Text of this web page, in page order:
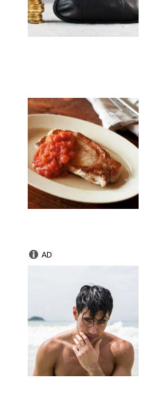
AD